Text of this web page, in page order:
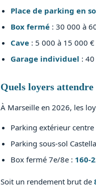
Place de parking en
Box fermé : 30 000 à
Cave : 5 000 à 15 000
Garage individuel :
Quels loyers attendre
À Marseille en 2026, les
Parking extérieur centre
Parking sous-sol
Box fermé 7e/8e : 160-
Soit un rendement brut de